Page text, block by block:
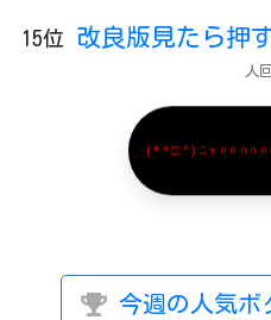
15位 改良版見たら押
人
(*^□^)ﾆｬﾊﾊﾊﾊ
今週の人気ボ